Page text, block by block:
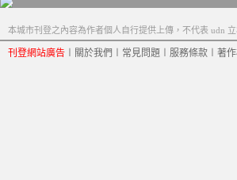
本城市刊登之內容為作者個人自行提供上傳，不代表 udn 立
刊登網站廣告 關於我們 常見問題 服務條款 著